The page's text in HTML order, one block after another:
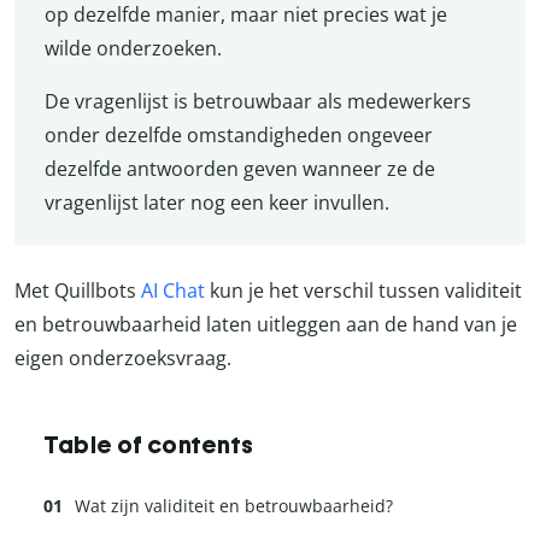
op dezelfde manier, maar niet precies wat je
wilde onderzoeken.
De vragenlijst is betrouwbaar als medewerkers
onder dezelfde omstandigheden ongeveer
dezelfde antwoorden geven wanneer ze de
vragenlijst later nog een keer invullen.
Met Quillbots AI Chat kun je het verschil tussen validiteit
en betrouwbaarheid laten uitleggen aan de hand van je
eigen onderzoeksvraag.
Table of contents
Wat zijn validiteit en betrouwbaarheid?